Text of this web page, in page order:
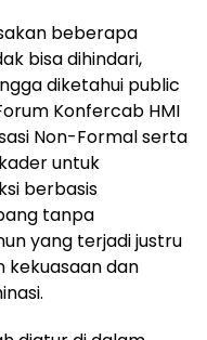
beberapa
bisa dihindari,
diketahui public
Konfercab HMI
Non-Formal serta
untuk
berbasis
tanpa
yang terjadi justru
dan